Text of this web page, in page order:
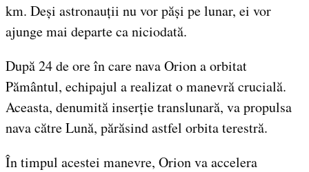
km. Deși astronauții nu vor păși pe lunar, ei vor
ajunge mai departe ca niciodată.
După 24 de ore în care nava Orion a orbitat
Pământul, echipajul a realizat o manevră crucială.
Aceasta, denumită inserție translunară, va propulsa
nava către Lună, părăsind astfel orbita terestră.
În timpul acestei manevre, Orion va accelera